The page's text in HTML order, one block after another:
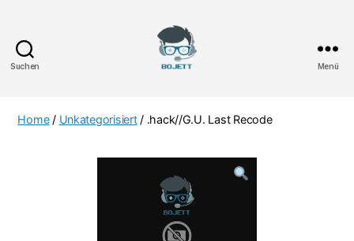
Suchen Menü
Home/ Unkategorisiert/ .hack//G.U. Last Recode